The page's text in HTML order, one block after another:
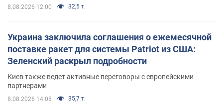
8.08.2026 12:00 32,5 т.
Украина заключила соглашения о ежемесячной
поставке ракет для системы Patriot из США:
Зеленский раскрыл подробности
Киев также ведет активные переговоры с европейскими
партнерами
8.08.2026 14:08 35,7 т.